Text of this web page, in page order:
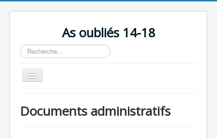
As oubliés 14-18
Rechercher
Basculer
la
Chronologie
Documents administratifs